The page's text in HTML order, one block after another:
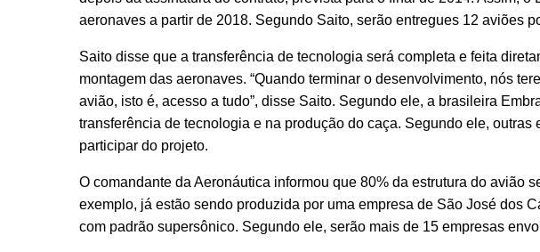
aeronaves a partir de 2018. Segundo Saito, serão entregues 12 aviões
Saito disse que a transferência de tecnologia será completa e feita
montagem das aeronaves. “Quando terminar o desenvolvimento, nós
avião, isto é, acesso a tudo”, disse Saito. Segundo ele, a brasileira
transferência de tecnologia e na produção do caça. Segundo ele, outras
participar do projeto.
O comandante da Aeronáutica informou que 80% da estrutura do avião
exemplo, já estão sendo produzida por uma empresa de São José dos
com padrão supersônico. Segundo ele, serão mais de 15 empresas